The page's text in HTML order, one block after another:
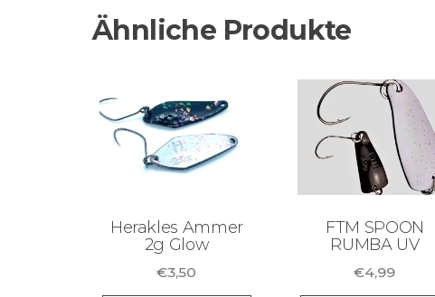
Ähnliche Produkte
Herakles Ammer
2g Glow
€3,50
FTM SPOON
RUMBA UV
€4,99